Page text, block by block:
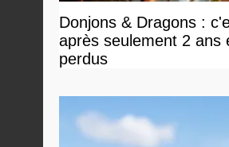
Donjons & Dragons :
après seulement 2 ans
perdus